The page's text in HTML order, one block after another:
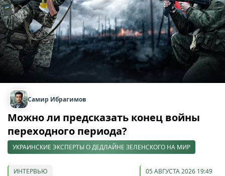
Самир Ибрагимов
Можно ли предсказать конец войны
переходного периода?
УКРАИНСКИЕ ЭКСПЕРТЫ О ДЕДЛАЙНЕ ЗЕЛЕНСКОГО НА МИР
ИНТЕРВЬЮ 05 АВГУСТА 2026 19:49